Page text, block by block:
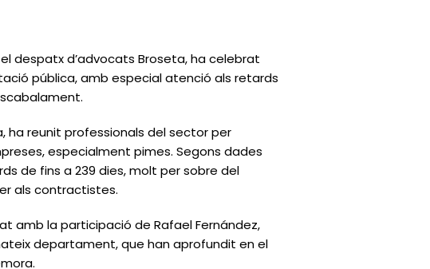
despatx d’advocats Broseta, ha celebrat
pública, amb especial atenció als retards
ha reunit professionals del sector per
especialment pimes. Segons dades
de fins a 239 dies, molt per sobre del
als contractistes.
amb la participació de Rafael Fernández,
departament, que han aprofundit en el